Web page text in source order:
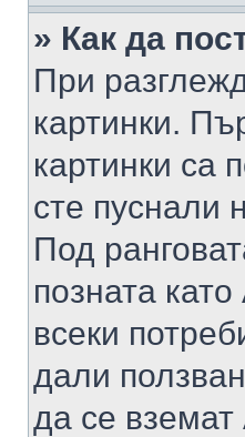
» Как да
При
картинки.
картинки са
сте пуснали
Под
позната
всеки
дали
да се